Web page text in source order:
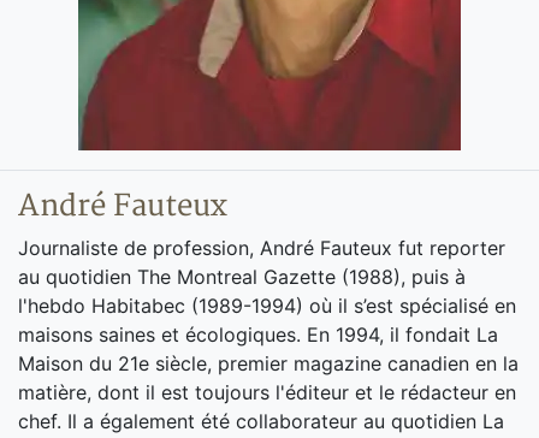
André Fauteux
Journaliste de profession, André Fauteux fut reporter
au quotidien The Montreal Gazette (1988), puis à
l'hebdo Habitabec (1989-1994) où il s’est spécialisé en
maisons saines et écologiques. En 1994, il fondait La
Maison du 21e siècle, premier magazine canadien en la
matière, dont il est toujours l'éditeur et le rédacteur en
chef. Il a également été collaborateur au quotidien La